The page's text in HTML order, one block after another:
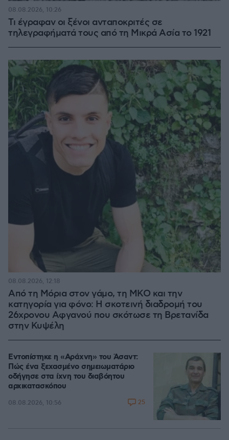
Τι έγραφαν οι ξένοι ανταποκριτές σε
τηλεγραφήματά τους από τη Μικρά Ασία το 1921
08.08.2026, 10:26
Από τη Μόρια στον γάμο, τη ΜΚΟ και την
κατηγορία για φόνο: Η σκοτεινή διαδρομή του
26χρονου Αφγανού που σκότωσε τη Βρετανίδα
στην Κυψέλη
08.08.2026, 12:18
Εντοπίστηκε η «Αράχνη» του Άσαντ:
Πώς ένα ξεχασμένο σημειωματάριο
οδήγησε στα ίχνη του διαβόητου
αρχικατασκόπου
08.08.2026, 10:56 25